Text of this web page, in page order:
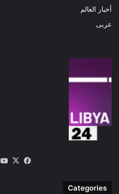
أخبار العالم
عربى
فيسبوك
‫X
Categories